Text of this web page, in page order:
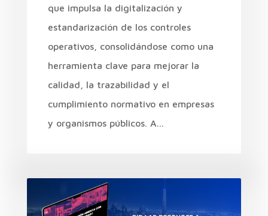
que impulsa la digitalización y
estandarización de los controles
operativos, consolidándose como una
herramienta clave para mejorar la
calidad, la trazabilidad y el
cumplimiento normativo en empresas
y organismos públicos. A...